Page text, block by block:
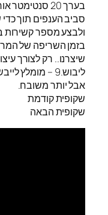
סביב הענפים תוך
ולבצע מספר
ליבוש.9 –
אבל יותר משובח.
שקופית קודמת
שקופית הבאה